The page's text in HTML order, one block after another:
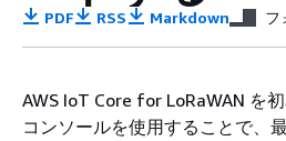
PDF RSS Markdown フ
AWS IoT Core for LoRaWAN を
コンソールを使用することで、